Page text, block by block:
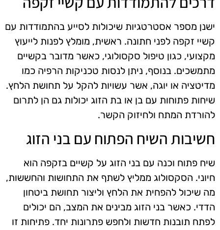
ישנן מספר אסטרטגיות שיכולות לסייע בהתמודדות עם
קשיי זקפה לפני חתונה. ראשית, מומלץ לפנות לייעוץ
מקצועי, כגון טיפול סקסולוגי, כאשר מדובר בקשיים
מתמשכים. בנוסף, ניתן לנסות טכניקות הרפיה כמו
מדיטציה או יוגה, אשר עשויות להקל על תחושת הלחץ.
שיחות פתוחות עם בן או בת הזוג יכולות גם הן לתרום
להורדת המתח ולחיזוק הקשר.
חשיבות השיח הפתוח עם בני הזוג
שיח פתוח וכנה עם בני הזוג על קשיים בזקפה הוא
חיוני. הסקסולוג ממליץ לשתף את התחושות והחששות,
מה שיכול להפחית את הלחץ וליצור תחושת ביטחון
הדדי. כאשר בני הזוג מבינים את המצב, הם יכולים
לפתח תובנות חדשות ולחפש פתרונות יחד. פתיחות זו